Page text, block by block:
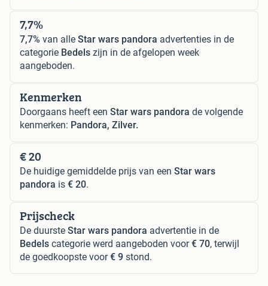
7,7%
7,7% van alle Star wars pandora advertenties in de
categorie Bedels zijn in de afgelopen week
aangeboden.
Kenmerken
Doorgaans heeft een Star wars pandora de volgende
kenmerken: Pandora, Zilver.
€ 20
De huidige gemiddelde prijs van een Star wars
pandora is € 20.
Prijscheck
De duurste Star wars pandora advertentie in de
Bedels categorie werd aangeboden voor€ 70, terwijl
de goedkoopste voor€ 9 stond.